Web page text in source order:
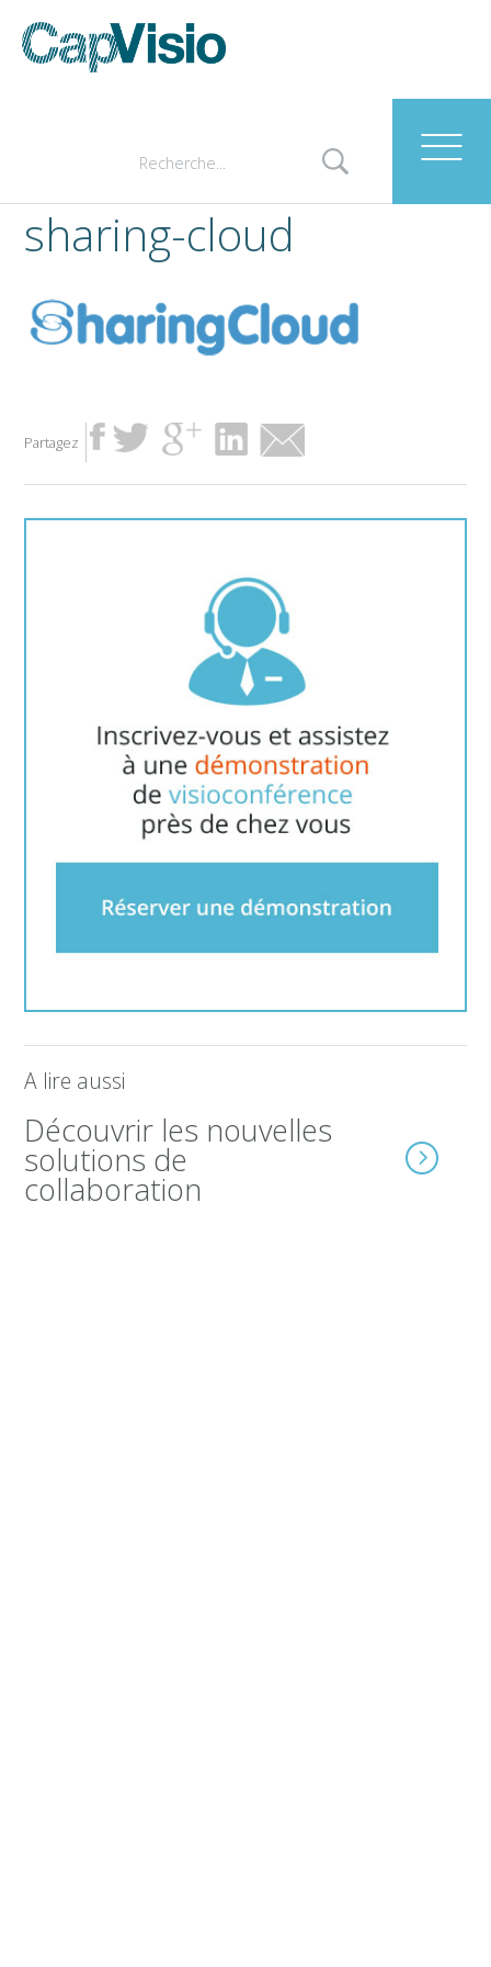
sharing-cloud
Partagez
A lire aussi
Découvrir les nouvelles
solutions de
collaboration